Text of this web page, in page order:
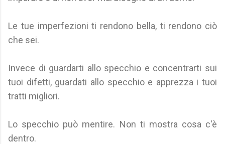
Le tue imperfezioni ti rendono bella, ti rendono ciò
che sei.
Invece di guardarti allo specchio e concentrarti sui
tuoi difetti, guardati allo specchio e apprezza i tuoi
tratti migliori.
Lo specchio può mentire. Non ti mostra cosa c'è
dentro.